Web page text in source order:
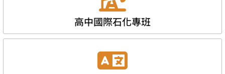
高中國際石化專班